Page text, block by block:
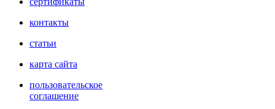
контакты
статьи
карта сайта
пользовательское
соглашение